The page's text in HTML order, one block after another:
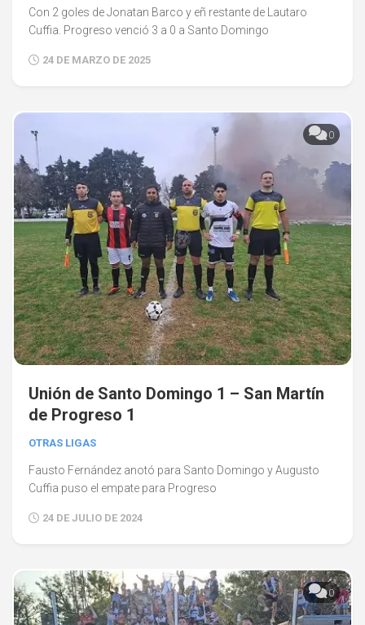
Con 2 goles de Jonatan Barco y eñ restante de Lautaro
Cuffia. Progreso venció 3 a 0 a Santo Domingo
24 DE MARZO DE 2025
0
Unión de Santo Domingo 1 – San Martín
de Progreso 1
OTRAS LIGAS
Fausto Fernández anotó para Santo Domingo y Augusto
Cuffia puso el empate para Progreso
24 DE JULIO DE 2024
0